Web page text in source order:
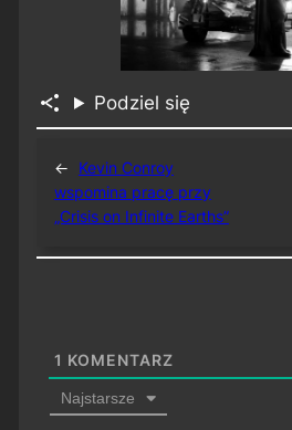
Podziel się
←
Kevin Conroy
wspomina pracę przy
„Crisis on Infinite Earths”
1 KOMENTARZ
Najstarsze